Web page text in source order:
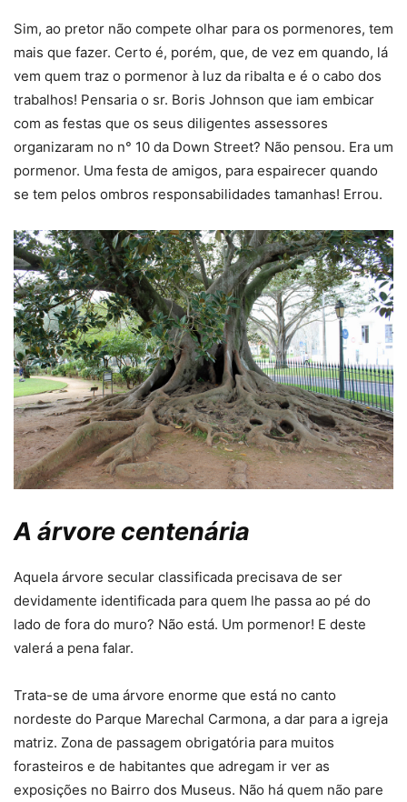
Sim, ao pretor não compete olhar para os pormenores, tem
mais que fazer. Certo é, porém, que, de vez em quando, lá
vem quem traz o pormenor à luz da ribalta e é o cabo dos
trabalhos! Pensaria o sr. Boris Johnson que iam embicar
com as festas que os seus diligentes assessores
organizaram no n° 10 da Down Street? Não pensou. Era um
pormenor. Uma festa de amigos, para espairecer quando
se tem pelos ombros responsabilidades tamanhas! Errou.
A árvore centenária
Aquela árvore secular classificada precisava de ser
devidamente identificada para quem lhe passa ao pé do
lado de fora do muro? Não está. Um pormenor! E deste
valerá a pena falar.
Trata-se de uma árvore enorme que está no canto
nordeste do Parque Marechal Carmona, a dar para a igreja
matriz. Zona de passagem obrigatória para muitos
forasteiros e de habitantes que adregam ir ver as
exposições no Bairro dos Museus. Não há quem não pare